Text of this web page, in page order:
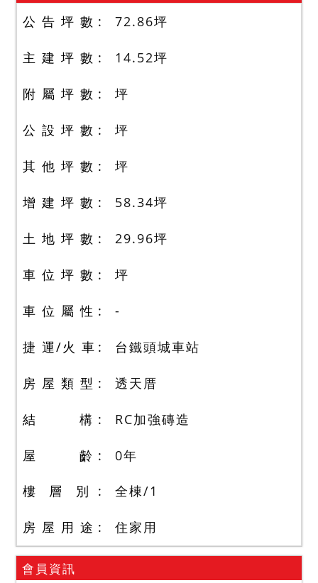
公 告 坪 數 72.86坪
主 建 坪 數 14.52坪
附 屬 坪 數 坪
公 設 坪 數 坪
其 他 坪 數 坪
增 建 坪 數 58.34坪
土 地 坪 數 29.96坪
車 位 坪 數 坪
車 位 屬 性 -
捷 運/火 車 台鐵頭城車站
房 屋 類 型 透天厝
結 構 RC加強磚造
屋 齡 0年
樓 層 別 全棟/1
房 屋 用 途 住家用
會員資訊